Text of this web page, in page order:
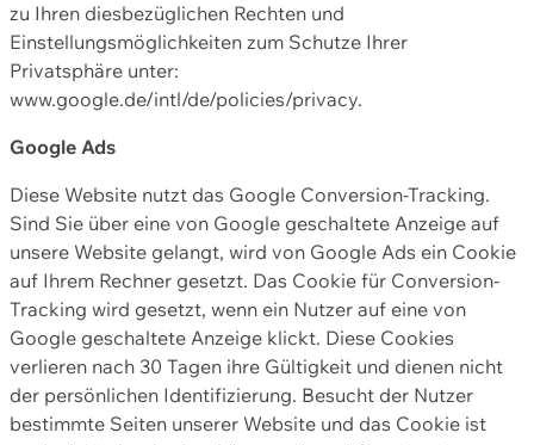
zu Ihren diesbezüglichen Rechten und
Einstellungsmöglichkeiten zum Schutze Ihrer
Privatsphäre unter:
www.google.de/intl/de/policies/privacy.
Google Ads
Diese Website nutzt das Google Conversion-Tracking.
Sind Sie über eine von Google geschaltete Anzeige auf
unsere Website gelangt, wird von Google Ads ein Cookie
auf Ihrem Rechner gesetzt. Das Cookie für Conversion-
Tracking wird gesetzt, wenn ein Nutzer auf eine von
Google geschaltete Anzeige klickt. Diese Cookies
verlieren nach 30 Tagen ihre Gültigkeit und dienen nicht
der persönlichen Identifizierung. Besucht der Nutzer
bestimmte Seiten unserer Website und das Cookie ist